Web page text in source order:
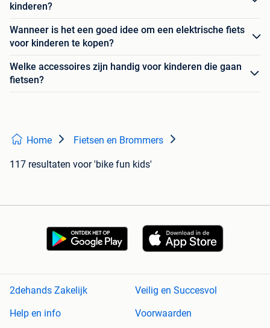
kinderen?
Wanneer is het een goed idee om een elektrische fiets
voor kinderen te kopen?
Welke accessoires zijn handig voor kinderen die gaan
fietsen?
Home Fietsen en Brommers
117 resultaten voor 'bike fun kids'
2dehands Zakelijk
Veilig en Succesvol
Help en info
Voorwaarden